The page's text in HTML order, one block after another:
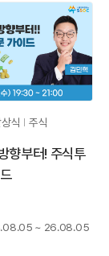
식 주식
향부터! 주식투
~ 26.08.05